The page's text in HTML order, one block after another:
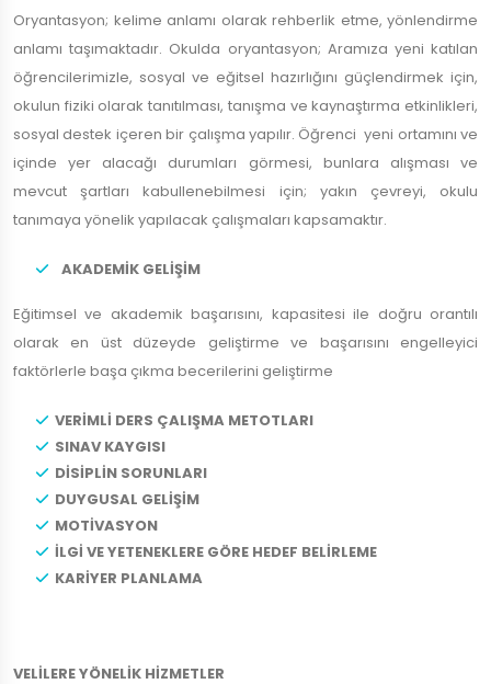
Oryantasyon; kelime anlamı olarak rehberlik etme, yönlendirme
anlamı taşımaktadır. Okulda oryantasyon; Aramıza yeni katılan
öğrencilerimizle, sosyal ve eğitsel hazırlığını güçlendirmek için,
okulun fiziki olarak tanıtılması, tanışma ve kaynaştırma etkinlikleri,
sosyal destek içeren bir çalışma yapılır. Öğrenci yeni ortamını ve
içinde yer alacağı durumları görmesi, bunlara alışması ve
mevcut şartları kabullenebilmesi için; yakın çevreyi, okulu
tanımaya yönelik yapılacak çalışmaları kapsamaktır.
AKADEMİK GELİŞİM
Eğitimsel ve akademik başarısını, kapasitesi ile doğru orantılı
olarak en üst düzeyde geliştirme ve başarısını engelleyici
faktörlerle başa çıkma becerilerini geliştirme
VERİMLİ DERS ÇALIŞMA METOTLARI
SINAV KAYGISI
DİSİPLİN SORUNLARI
DUYGUSAL GELİŞİM
MOTİVASYON
İLGİ VE YETENEKLERE GÖRE HEDEF BELİRLEME
KARİYER PLANLAMA
VELİLERE YÖNELİK HİZMETLER